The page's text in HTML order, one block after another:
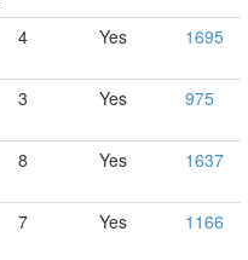
4 Yes 1695
3 Yes 975
8 Yes 1637
7 Yes 1166